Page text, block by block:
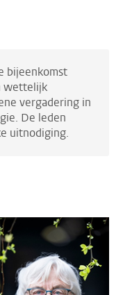
bijeenkomst
wettelijk
vergadering in
De leden
uitnodiging.